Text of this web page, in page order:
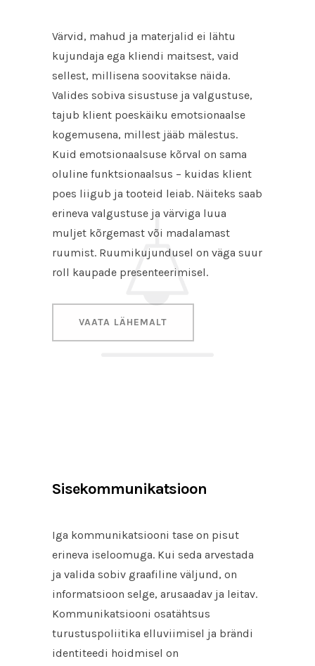
Värvid, mahud ja materjalid ei lähtu
kujundaja ega kliendi maitsest, vaid
sellest, millisena soovitakse näida.
Valides sobiva sisustuse ja valgustuse,
tajub klient poeskäiku emotsionaalse
kogemusena, millest jääb mälestus.
Kuid emotsionaalsuse kõrval on sama
oluline funktsionaalsus – kuidas klient
poes liigub ja tooteid leiab. Näiteks saab
erineva valgustuse ja värviga luua
muljet kõrgemast või madalamast
ruumist. Ruumikujundusel on väga suur
roll kaupade presenteerimisel.
VAATA LÄHEMALT
Sisekommunikatsioon
Iga kommunikatsiooni tase on pisut
erineva iseloomuga. Kui seda arvestada
ja valida sobiv graafiline väljund, on
informatsioon selge, arusaadav ja leitav.
Kommunikatsiooni osatähtsus
turustuspoliitika elluviimisel ja brändi
identiteedi hoidmisel on